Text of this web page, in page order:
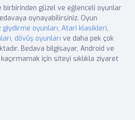
birbirinden güzel ve eğlenceli oyunlar
oynayabilirsiniz. Oyun
giydirme oyunları, Atari klasikleri,
, dövüş oyunları ve daha pek çok
Bedava bilgisayar, Android ve
kaçırmamak için siteyi sıklıkla ziyaret